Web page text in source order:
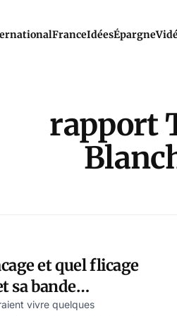
FranceIdéesÉpargne
rapport
et quel flicage
sa bande
les
vivre quelques